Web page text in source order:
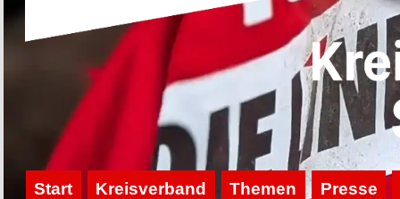
Start Kreisverband Themen Presse